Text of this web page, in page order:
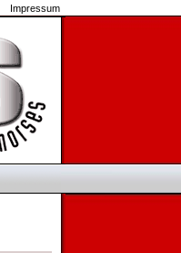
Impressum